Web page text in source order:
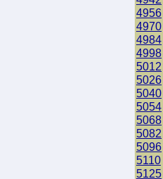
4956
4970
4984
4998
5012
5026
5040
5054
5068
5082
5096
5110
5125